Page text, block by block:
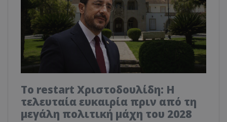
Το restart Χριστοδουλίδη: Η
τελευταία ευκαιρία πριν από τη
μεγάλη πολιτική μάχη του 2028